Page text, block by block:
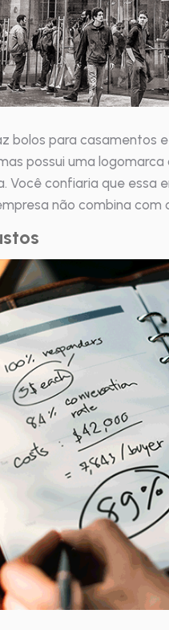
bolos para casamentos
possui uma
Você confiaria que essa
não combina com